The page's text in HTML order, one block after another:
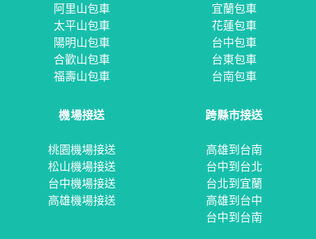
阿里山包車
太平山包車
陽明山包車
合歡山包車
福壽山包車
宜蘭包車
花蓮包車
台中包車
台東包車
台南包車
機場接送
桃園機場接送
松山機場接送
台中機場接送
高雄機場接送
跨縣市接送
高雄到台南
台中到台北
台北到宜蘭
高雄到台中
台中到台南